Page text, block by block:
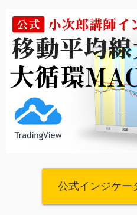
公式インジケー